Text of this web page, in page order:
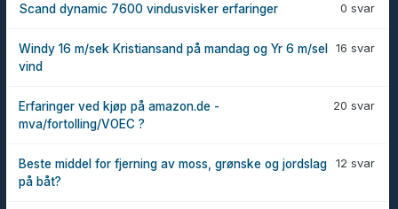
0 svar
Scand dynamic 7600 vindusvisker erfaringer
16 svar
Windy 16 m/sek Kristiansand på mandag og Yr 6 m/sel
vind
20 svar
Erfaringer ved kjøp på amazon.de -
mva/fortolling/VOEC ?
12 svar
Beste middel for fjerning av moss, grønske og jordslag
på båt?